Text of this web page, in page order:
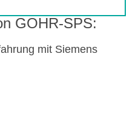
GOHR-SPS:
mit Siemens